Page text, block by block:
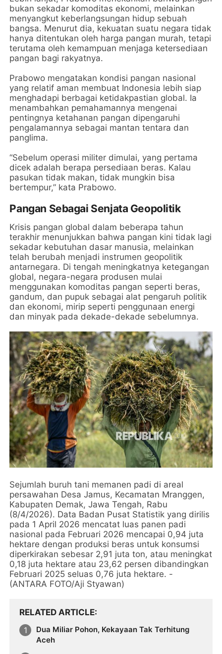
bukan sekadar komoditas ekonomi, melainkan
menyangkut keberlangsungan hidup sebuah
bangsa. Menurut dia, kekuatan suatu negara tidak
hanya ditentukan oleh harga pangan murah, tetapi
terutama oleh kemampuan menjaga ketersediaan
pangan bagi rakyatnya.
Prabowo mengatakan kondisi pangan nasional
yang relatif aman membuat Indonesia lebih siap
menghadapi berbagai ketidakpastian global. Ia
menambahkan pemahamannya mengenai
pentingnya ketahanan pangan dipengaruhi
pengalamannya sebagai mantan tentara dan
panglima.
“Sebelum operasi militer dimulai, yang pertama
dicek adalah berapa persediaan beras. Kalau
pasukan tidak makan, tidak mungkin bisa
bertempur,” kata Prabowo.
Pangan Sebagai Senjata Geopolitik
Krisis pangan global dalam beberapa tahun
terakhir menunjukkan bahwa pangan kini tidak lagi
sekadar kebutuhan dasar manusia, melainkan
telah berubah menjadi instrumen geopolitik
antarnegara. Di tengah meningkatnya ketegangan
global, negara-negara produsen mulai
menggunakan komoditas pangan seperti beras,
gandum, dan pupuk sebagai alat pengaruh politik
dan ekonomi, mirip seperti penggunaan energi
dan minyak pada dekade-dekade sebelumnya.
Sejumlah buruh tani memanen padi di areal
persawahan Desa Jamus, Kecamatan Mranggen,
Kabupaten Demak, Jawa Tengah, Rabu
(8/4/2026). Data Badan Pusat Statistik yang dirilis
pada 1 April 2026 mencatat luas panen padi
nasional pada Februari 2026 mencapai 0,94 juta
hektare dengan produksi beras untuk konsumsi
diperkirakan sebesar 2,91 juta ton, atau meningkat
0,18 juta hektare atau 23,62 persen dibandingkan
Februari 2025 seluas 0,76 juta hektare. -
(ANTARA FOTO/Aji Styawan)
RELATED ARTICLE
Dua Miliar Pohon, Kekayaan Tak Terhitung
Aceh